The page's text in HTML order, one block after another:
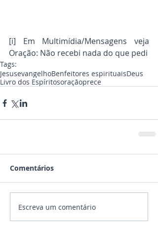
[i] Em Multimídia/Mensagens veja
Oração: Não recebi nada do que pedi
Tags:
JesusevangelhoBenfeitores espirituaisDeus
Livro dos Espíritosoraçãoprece
Comentários
Escreva um comentário